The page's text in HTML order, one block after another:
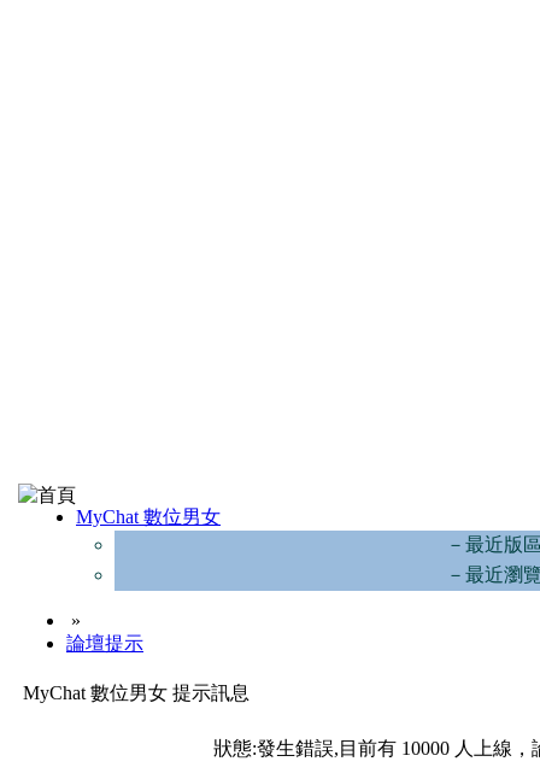
MyChat 數位男女
－最近版
－最近瀏
»
論壇提示
MyChat 數位男女 提示訊息
狀態:發生錯誤,目前有 10000 人上線